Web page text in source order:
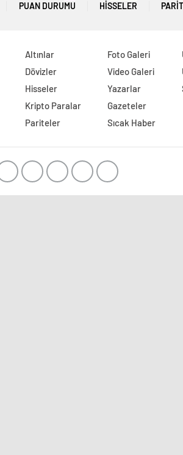
PUAN DURUMU HISSELER
Altınlar
Dövizler
Hisseler
Kripto Paralar
Pariteler
Foto Galeri
Video Galeri
Yazarlar
Gazeteler
Sıcak Haber